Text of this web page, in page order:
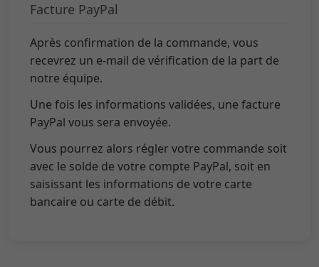
Facture PayPal
Après confirmation de la commande, vous
recevrez un e-mail de vérification de la part de
notre équipe.
Une fois les informations validées, une facture
PayPal vous sera envoyée.
Vous pourrez alors régler votre commande soit
avec le solde de votre compte PayPal, soit en
saisissant les informations de votre carte
bancaire ou carte de débit.